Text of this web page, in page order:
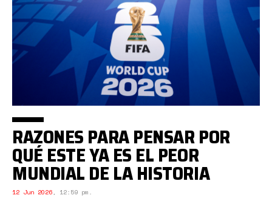
RAZONES PARA PENSAR POR
QUÉ ESTE YA ES EL PEOR
MUNDIAL DE LA HISTORIA
12 Jun 2026, 12:59 pm.